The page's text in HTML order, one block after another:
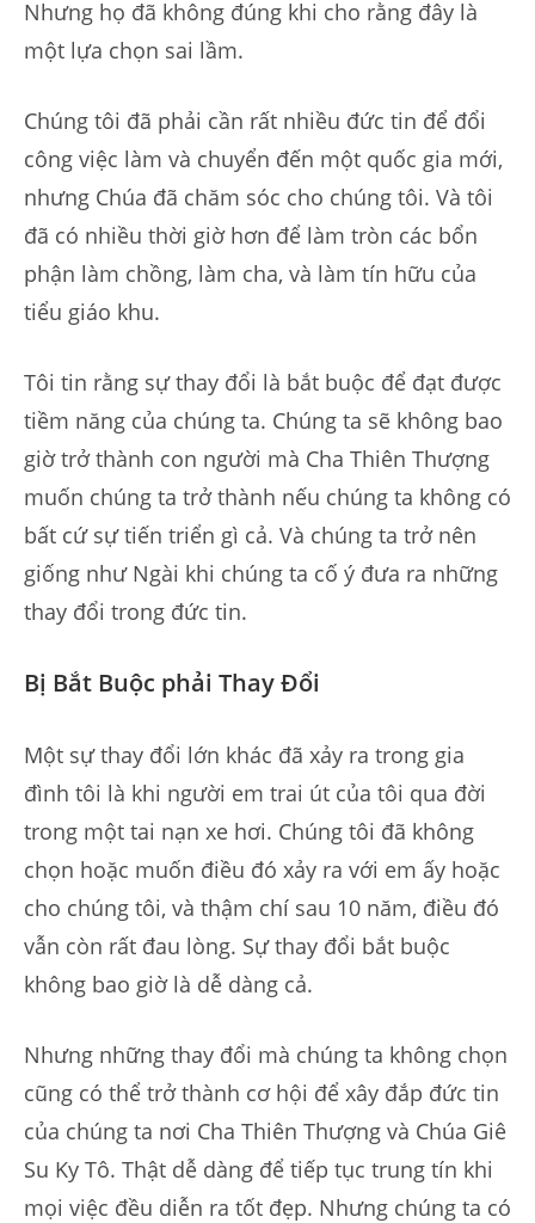
Nhưng họ đã không đúng khi cho rằng đây là
một lựa chọn sai lầm.
Chúng tôi đã phải cần rất nhiều đức tin để đổi
công việc làm và chuyển đến một quốc gia mới,
nhưng Chúa đã chăm sóc cho chúng tôi. Và tôi
đã có nhiều thời giờ hơn để làm tròn các bổn
phận làm chồng, làm cha, và làm tín hữu của
tiểu giáo khu.
Tôi tin rằng sự thay đổi là bắt buộc để đạt được
tiềm năng của chúng ta. Chúng ta sẽ không bao
giờ trở thành con người mà Cha Thiên Thượng
muốn chúng ta trở thành nếu chúng ta không có
bất cứ sự tiến triển gì cả. Và chúng ta trở nên
giống như Ngài khi chúng ta cố ý đưa ra những
thay đổi trong đức tin.
Bị Bắt Buộc phải Thay Đổi
Một sự thay đổi lớn khác đã xảy ra trong gia
đình tôi là khi người em trai út của tôi qua đời
trong một tai nạn xe hơi. Chúng tôi đã không
chọn hoặc muốn điều đó xảy ra với em ấy hoặc
cho chúng tôi, và thậm chí sau 10 năm, điều đó
vẫn còn rất đau lòng. Sự thay đổi bắt buộc
không bao giờ là dễ dàng cả.
Nhưng những thay đổi mà chúng ta không chọn
cũng có thể trở thành cơ hội để xây đắp đức tin
của chúng ta nơi Cha Thiên Thượng và Chúa Giê
Su Ky Tô. Thật dễ dàng để tiếp tục trung tín khi
mọi việc đều diễn ra tốt đẹp. Nhưng chúng ta có